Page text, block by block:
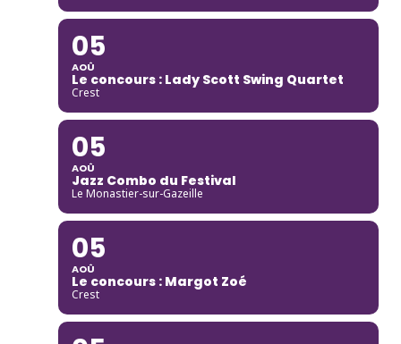
05
AOÛ
Le concours : Lady Scott Swing Quartet
Crest
05
AOÛ
Jazz Combo du Festival
Le Monastier-sur-Gazeille
05
AOÛ
Le concours : Margot Zoé
Crest